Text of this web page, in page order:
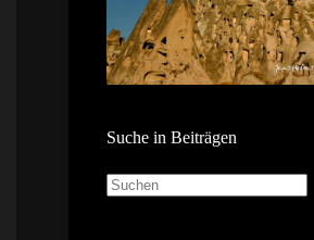
Suche in Beiträgen